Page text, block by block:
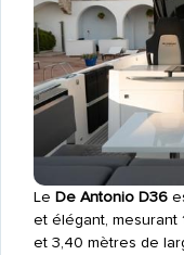
Le De Antonio D36
et élégant, mesurant
et 3,40 mètres de